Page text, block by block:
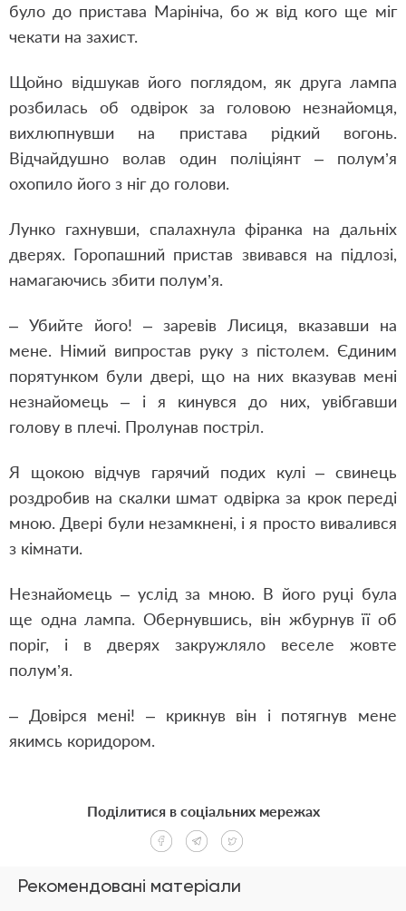
було до пристава Марініча, бо ж від кого ще міг
чекати на захист.
Щойно відшукав його поглядом, як друга лампа
розбилась об одвірок за головою незнайомця,
вихлюпнувши на пристава рідкий вогонь.
Відчайдушно волав один поліціянт – полум’я
охопило його з ніг до голови.
Лунко гахнувши, спалахнула фіранка на дальніх
дверях. Горопашний пристав звивався на підлозі,
намагаючись збити полум’я.
– Убийте його! – заревів Лисиця, вказавши на
мене. Німий випростав руку з пістолем. Єдиним
порятунком були двері, що на них вказував мені
незнайомець – і я кинувся до них, увібгавши
голову в плечі. Пролунав постріл.
Я щокою відчув гарячий подих кулі – свинець
роздробив на скалки шмат одвірка за крок переді
мною. Двері були незамкнені, і я просто вивалився
з кімнати.
Незнайомець – услід за мною. В його руці була
ще одна лампа. Обернувшись, він жбурнув її об
поріг, і в дверях закружляло веселе жовте
полум’я.
– Довірся мені! – крикнув він і потягнув мене
якимсь коридором.
Рекомендовані матеріали
Поділитися в соціальних мережах